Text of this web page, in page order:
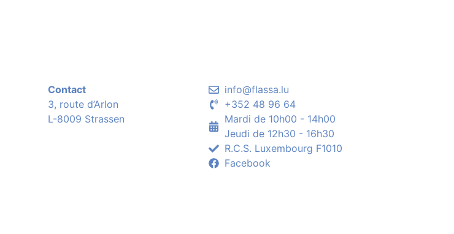
Contact
3, route d’Arlon
L-8009 Strassen
info@flassa.lu
+352 48 96 64
Mardi de 10h00 - 14h00
Jeudi de 12h30 - 16h30
R.C.S. Luxembourg F1010
Facebook